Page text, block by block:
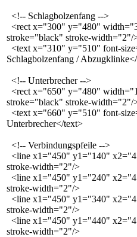
<!-- Schlagbolzenfang -->
<rect x="300" y="480"
stroke="black" stroke-width="2"/
<text x="310" y="510" font-
Schlagbolzenfang /
<!-- Unterbrecher -->
<rect x="650" y="480"
stroke="black" stroke-width="2"/
<text x="660" y="510" font-
Unterbrecher</text>
<!-- Verbindungspfeile -->
<line x1="450" y1="140"
stroke-width="2"/>
<line x1="450" y1="240"
stroke-width="2"/>
<line x1="450" y1="340"
stroke-width="2"/>
<line x1="450" y1="440"
stroke-width="2"/>